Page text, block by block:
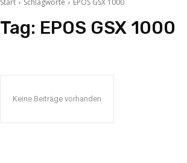
Start Schlagworte EPOS GSX 1000
Tag: EPOS GSX 1000
Keine Beiträge vorhanden